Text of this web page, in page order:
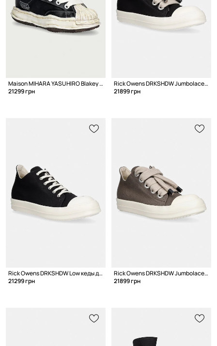
Maison MIHARA YASUHIRO Blakey кеды для мужчин
21299 грн
Rick Owens DRKSHDW Jumbolace Low кеды для мужчин
21899 грн
Rick Owens DRKSHDW Low кеды для мужчин
21299 грн
Rick Owens DRKSHDW Jumbolace Low кеды для мужчин
21899 грн